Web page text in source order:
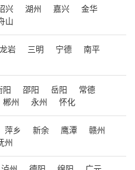
兴 湖州 嘉兴
金华
山
龙岩 三明 宁德
南平
阳 邵阳 岳阳
常德
郴州 永州 怀化
萍乡 新余 鹰潭
赣州
州